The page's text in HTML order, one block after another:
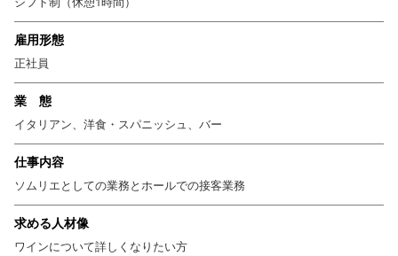
雇用形態
正社員
業 態
イタリアン、洋食・スパニッシュ、バー
仕事内容
ソムリエとしての業務とホールでの接客業務
求める人材像
ワインについて詳しくなりたい方